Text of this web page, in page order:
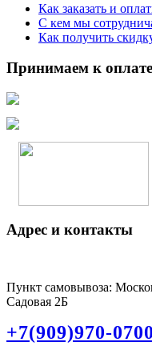
Как заказать и
С кем мы
Как получить
Принимаем к оплате
Адрес и контакты
Пункт самовывоза:
Садовая 2Б
+7(909)970-0700